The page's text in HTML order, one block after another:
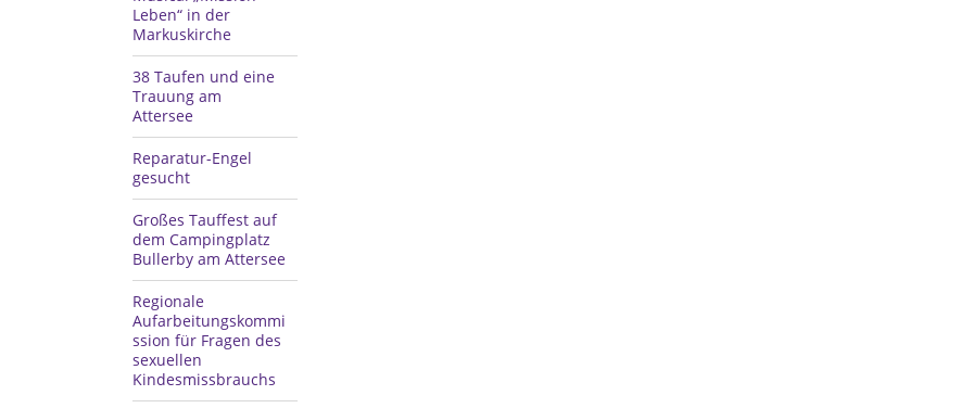
Leben“ in der
Markuskirche
38 Taufen und eine
Trauung am
Attersee
Reparatur-Engel
gesucht
Großes Tauffest auf
dem Campingplatz
Bullerby am Attersee
Regionale
Aufarbeitungskommi
ssion für Fragen des
sexuellen
Kindesmissbrauchs